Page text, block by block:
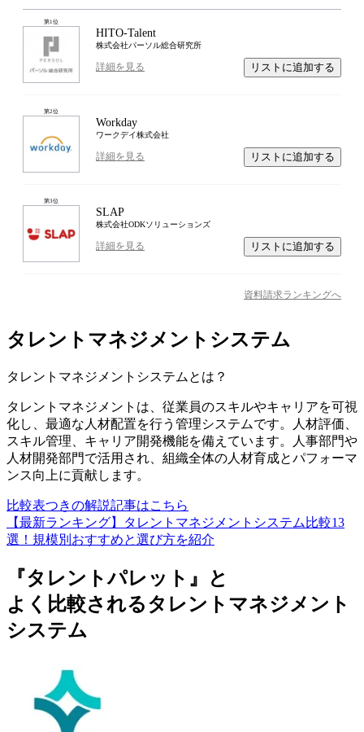
第1位
HITO-Talent
株式会社パーソル総合研究所
詳細を見る リストに追加する
第2位
Workday
ワークデイ株式会社
詳細を見る リストに追加する
第3位
SLAP
株式会社ODKソリューションズ
詳細を見る リストに追加する
資料請求ランキングへ
タレントマネジメントシステム
タレントマネジメントシステム とは？
タレントマネジメントは、従業員のスキルやキャリアを可視
化し、最適な人材配置を行う管理システムです。人材評価、
スキル管理、キャリア開発機能を備えています。人事部門や
人材開発部門で活用され、組織全体の人材育成とパフォーマ
ンス向上に貢献します。
比較表つきの解説記事はこちら
【最新ランキング】タレントマネジメントシステム比較13
選！規模別おすすめと選び方を紹介
『タレントパレット』と
よく比較されるタレントマネジメント
システム